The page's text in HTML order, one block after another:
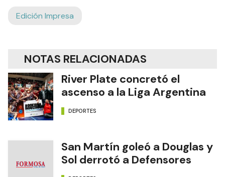
Edición Impresa
NOTAS RELACIONADAS
River Plate concretó el
ascenso a la Liga Argentina
DEPORTES
San Martín goleó a Douglas y
Sol derrotó a Defensores